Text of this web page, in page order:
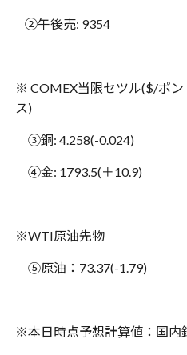
②午後売: 9354
※ COMEX当限セツル($/ポン
ス)
③銅: 4.258(-0.024)
④金: 1793.5(＋10.9)
※WTI原油先物
⑤原油： 73.37(-1.79)
※本日時点予想計算値：国内